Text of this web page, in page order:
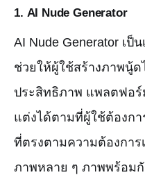
1. AI Nude Generator
AI Nude Generator เป็
ช่วยให้ผู้ใช้สร้างภาพนู้ด
ประสิทธิภาพ แพลตฟอร์
แต่งได้ตามที่ผู้ใช้ต้องก
ที่ตรงตามความต้องการ
ภาพหลาย ๆ ภาพพร้อม